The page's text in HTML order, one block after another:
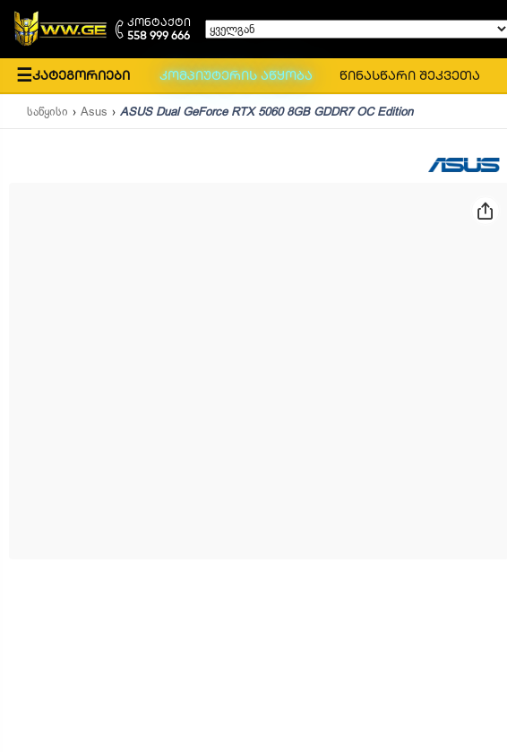
კონტაქტი
558 999 666
ყველგან
☰კატეგორიები კომპიუტერის აწყობა წინასწარი შეკვეთა
საწყისი Asus ASUS Dual GeForce RTX 5060 8GB GDDR7 OC Edition